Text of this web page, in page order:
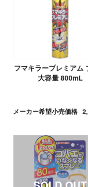
フマキラープレミアム
大容量 800mL
メーカー希望小売価格